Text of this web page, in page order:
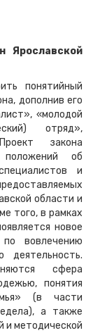
Ярославской
понятийный
дополнив его
«молодой
отряд»,
закона
положений об
и
области и
того, в рамках
новое
вовлечению
деятельность.
сфера
понятия
(в части
а также
и методической